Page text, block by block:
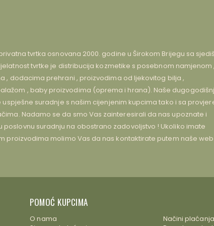
tvrtka osnovana 2000. godine u Širokom Brijegu sa
tvrtke je distribucija kozmetike s posebnom namjenom ,
, dodacima prehrani , proizvodima od ljekovitog bilja ,
, baby proizvodima (oprema i hrana). Naše
suradnje s našim cijenjenim kupcima tako i sa
Nadamo se da smo Vas zainteresirali da nas upoznate i
poslovnu suradnju na obostrano zadovoljstvo ! Ukoliko imate
proizvodima molimo Vas da nas kontaktirate putem naše web
POMOĆ KUPCIMA
O nama Načini plaćanja